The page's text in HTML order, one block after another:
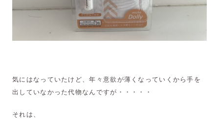
気にはなっていたけど、年々意欲が薄くなっていくから手を
出していなかった代物なんですが・・・・・
それは、